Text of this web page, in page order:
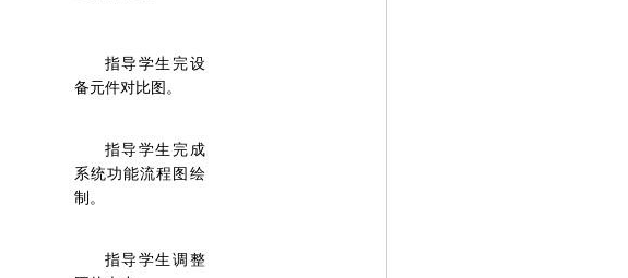
指导学生完设
备元件对比图。
指导学生完成
系统功能流程图绘
制。
指导学生调整